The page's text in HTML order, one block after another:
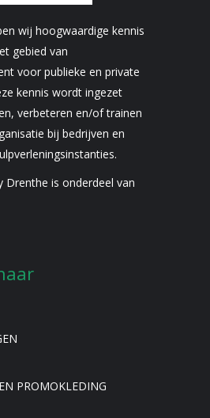
wij hoogwaardige kennis
gebied van
voor publieke en private
kennis wordt ingezet
verbeteren en/of trainen
bij bedrijven en
Drenthe is onderdeel van
PROMOKLEDING